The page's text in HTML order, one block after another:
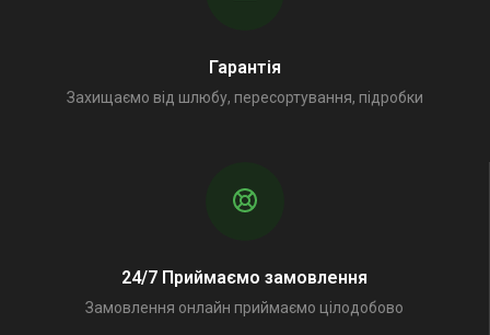
Гарантія
Захищаємо від шлюбу, пересортування, підробки
24/7 Приймаємо замовлення
Замовлення онлайн приймаємо цілодобово